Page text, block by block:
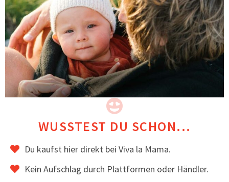
WUSSTEST DU SCHON...
Du kaufst hier direkt bei Viva la Mama.
Kein Aufschlag durch Plattformen oder Händler.